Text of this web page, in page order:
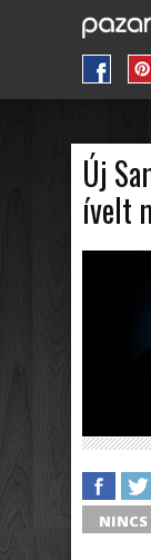
Új
ívelt
SHARE